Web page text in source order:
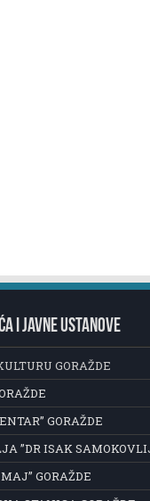
I JAVNE USTANOVE
GORAŽDE
GORAŽDE
”DR ISAK
GORAŽDE